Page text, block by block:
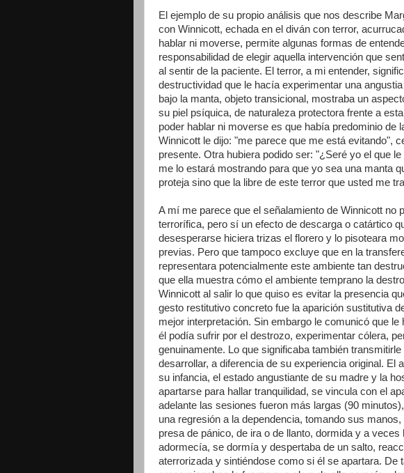
El ejemplo de su propio análisis que nos describe
con Winnicott, echada en el diván con terror,
hablar ni moverse, permite algunas formas de
responsabilidad de elegir aquella intervención que
al sentir de la paciente. El terror, a mi entender,
destructividad que le hacía experimentar una
bajo la manta, objeto transicional, mostraba un
su piel psíquica, de naturaleza protectora frente a
poder hablar ni moverse es que había predominio de
Winnicott le dijo: "me parece que me está evitando",
presente. Otra hubiera podido ser: "¿Seré yo el que
me lo estará mostrando para que yo sea una manta
proteja sino que la libre de este terror que usted me
A mí me parece que el señalamiento de Winnicott no
terrorífica, pero sí un efecto de descarga o catártico
desesperarse hiciera trizas el florero y lo pisoteara
previas. Pero que tampoco excluye que en la
representara potencialmente este ambiente tan
que ella muestra cómo el ambiente temprano la
Winnicott al salir lo que quiso es evitar la presencia
gesto restitutivo concreto fue la aparición sustitutiva
mejor interpretación. Sin embargo le comunicó que
él podía sufrir por el destrozo, experimentar cólera,
genuinamente. Lo que significaba también
desarrollar, a diferencia de su experiencia original. El
su infancia, el estado angustiante de su madre y la
apartarse para hallar tranquilidad, se vincula con el
adelante las sesiones fueron más largas (90
una regresión a la dependencia, tomando sus
presa de pánico, de ira o de llanto, dormida y a
adormecía, se dormía y despertaba de un salto,
aterrorizada y sintiéndose como si él se apartara. De